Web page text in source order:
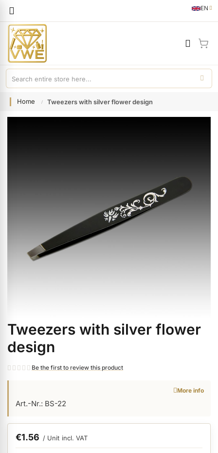
Language
EN
English
My
Christmas Time anzeigen
Gel Polish anzeigen
Acrylic anzeigen
Nail Polish and Liquids anzeigen
Home Tweezers with silver flower design
Skip
the
images
Tweezers with silver flower
design
Be the first to review this product
More info
Art.-Nr.: BS-22
€1.56 / Unit incl. VAT